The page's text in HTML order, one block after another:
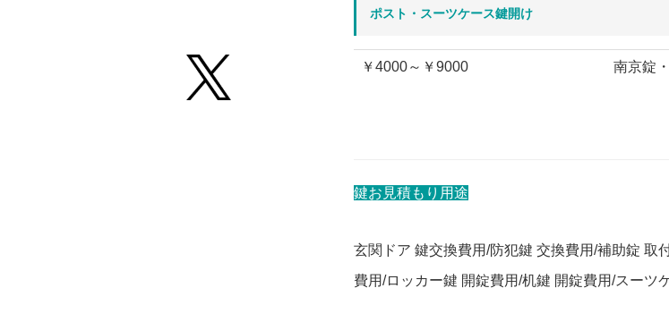
ポスト・スーツケース鍵開け
￥4000～￥9000 南京錠
鍵お見積もり用途
玄関ドア 鍵交換費用/防犯鍵 交換費用/補助錠 取
費用/ロッカー鍵 開錠費用/机鍵 開錠費用/スーツ